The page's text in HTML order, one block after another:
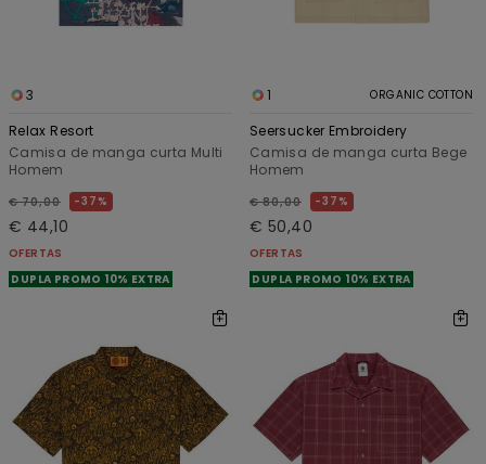
3
Relax Resort
Camisa de manga curta Multi
Homem
€ 70,00 37%
€ 44,10
OFERTAS
DUPLA PROMO 10% EXTRA
1 ORGANIC COTTON
Seersucker Embroidery
Camisa de manga curta Bege
Homem
€ 80,00 37%
€ 50,40
OFERTAS
DUPLA PROMO 10% EXTRA